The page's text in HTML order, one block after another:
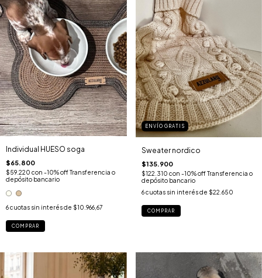
Individual HUESO soga
$65.800
$59.220 con -10% off Transferencia o
depósito bancario
6cuotas sin interés de $10.966,67
COMPRAR
ENVÍO GRATIS
Sweater nordico
$135.900
$122.310 con -10% off Transferencia o
depósito bancario
6 cuotas sin interés de $22.650
COMPRAR